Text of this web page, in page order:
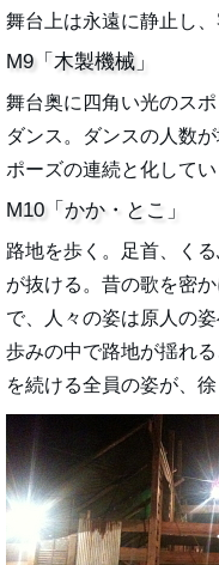
舞台上は永遠に静止し、
M9「木製機械」
舞台奥に四角い光のス
ダンス。ダンスの人数
ポーズの連続と化してい
M10「かか・とこ」
路地を歩く。足首、く
が抜ける。昔の歌を密
で、人々の姿は原人の
歩みの中で路地が揺れ
を続ける全員の姿が、